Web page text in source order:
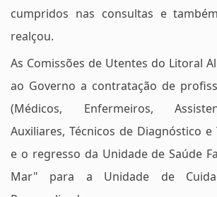
cumpridos nas consultas e
realçou.
As Comissões de Utentes do Litoral
ao Governo a contratação de
(Médicos, Enfermeiros,
Auxiliares, Técnicos de Diagnóstico e
e o regresso da Unidade de Saúde
Mar" para a Unidade de